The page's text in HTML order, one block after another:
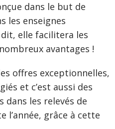
dans le but de
les enseignes
elle facilitera les
avantages !
offres exceptionnelles,
et c’est aussi des
dans les relevés de
l’année, grâce à cette